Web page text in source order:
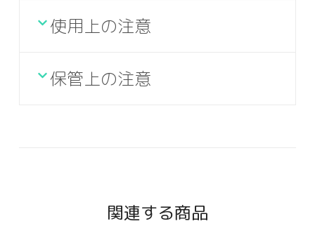
使用上の注意
保管上の注意
関連する商品